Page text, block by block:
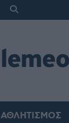
ΑΘΛΗΤΙΣΜΌΣ